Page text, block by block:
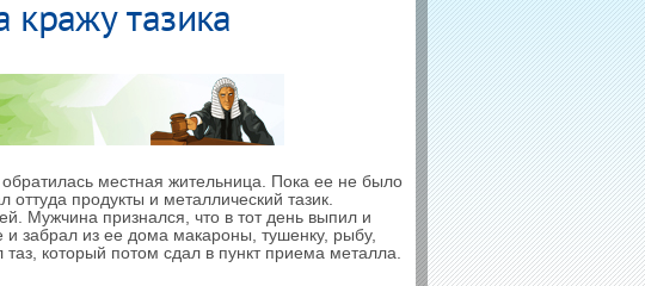
тазика
местная жительница. Пока ее не было
оттуда продукты и металлический тазик.
Мужчина признался, что в тот день выпил и
и забрал из ее дома макароны, тушенку, рыбу,
который потом сдал в пункт приема металла.